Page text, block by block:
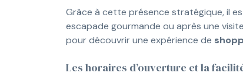
Grâce à cette présence stratégique, il
escapade gourmande ou après une
pour découvrir une expérience de
Les horaires d’ouverture et la